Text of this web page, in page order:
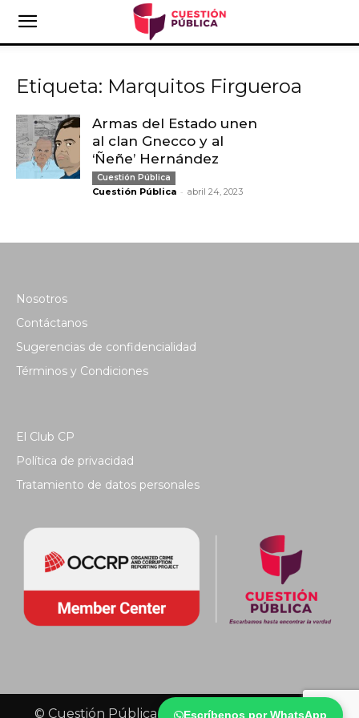
Escríbenos por WhatsApp
Etiqueta: Marquitos Firgueroa
Armas del Estado unen
al clan Gnecco y al
‘Ñeñe’ Hernández
Cuestión Pública
Cuestión Pública - abril 24, 2023
Nosotros
Contáctanos
Sugerencias de confidencialidad
Términos y Condiciones
El Club CP
Política de privacidad
Tratamiento de datos personales
© Cuestión Pública 2018 - Todos los derechos